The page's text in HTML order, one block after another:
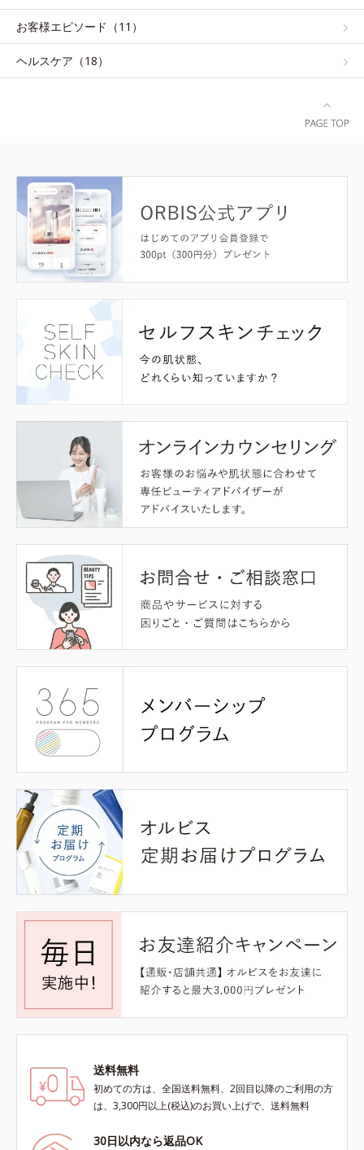
お客様エピソード（11）
ヘルスケア（18）
送料無料
初めての方は、全国送料無料、2回目以降のご利用の方
は、3,300円以上(税込)のお買い上げで、送料無料
30日以内なら返品OK